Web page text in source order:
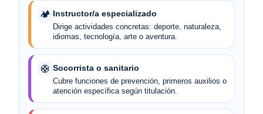
🏕️ Instructor/a especializado
Dirige actividades concretas: deporte, naturaleza,
idiomas, tecnología, arte o aventura.
🛟 Socorrista o sanitario
Cubre funciones de prevención, primeros auxilios o
atención específica según titulación.